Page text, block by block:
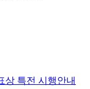
상 특전 시행안내